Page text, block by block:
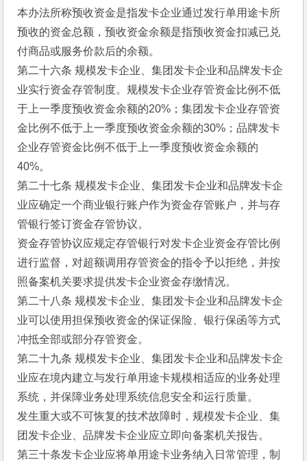
本办法所称预收资金是指发卡企业通过发行单用途卡所
预收的资金总额，预收资金余额是指预收资金扣减已兑
付商品或服务价款后的余额。
第二十六条 规模发卡企业、集团发卡企业和品牌发卡企
业实行资金存管制度。规模发卡企业存管资金比例不低
于上一季度预收资金余额的20%；集团发卡企业存管资
金比例不低于上一季度预收资金余额的30%；品牌发卡
企业存管资金比例不低于上一季度预收资金余额的
40%。
第二十七条 规模发卡企业、集团发卡企业和品牌发卡企
业应确定一个商业银行账户作为资金存管账户，并与存
管银行签订资金存管协议。
资金存管协议应规定存管银行对发卡企业资金存管比例
进行监督，对超额调用存管资金的指令予以拒绝，并按
照备案机关要求提供发卡企业资金存缴情况。
第二十八条 规模发卡企业、集团发卡企业和品牌发卡企
业可以使用担保预收资金的保证保险、银行保函等方式
冲抵全部或部分存管资金。
第二十九条 规模发卡企业、集团发卡企业和品牌发卡企
业应在境内建立与发行单用途卡规模相适应的业务处理
系统，并保障业务处理系统信息安全和运行质量。
发生重大或不可恢复的技术故障时，规模发卡企业、集
团发卡企业、品牌发卡企业应立即向备案机关报告。
第三十条发卡企业应将单用途卡业务纳入日常管理，制